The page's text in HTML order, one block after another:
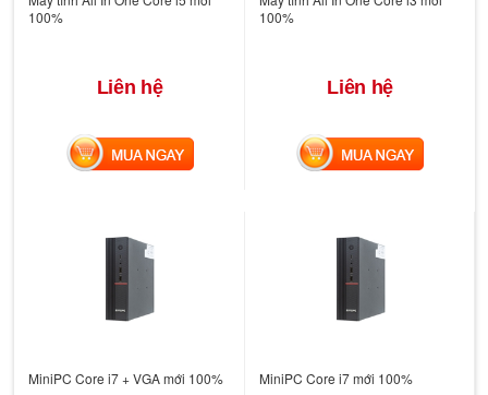
100%
Liên hệ
MUA NGAY
100%
Liên hệ
MUA NGAY
MiniPC Core i7 + VGA mới 100% MiniPC Core i7 mới 100%